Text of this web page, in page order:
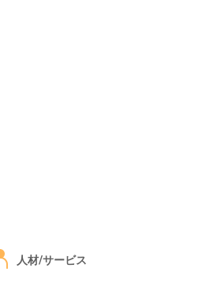
人材/サービス